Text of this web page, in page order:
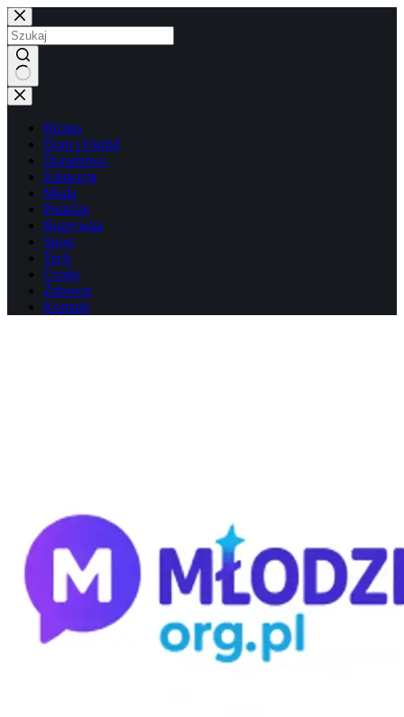
Przejdź
do
treści
Brak
wyników
Biznes
Dom i Ogród
Doradztwo
Edukacja
Moda
Podróże
Rozrywka
Sport
Tech
Uroda
Zdrowie
Kontakt